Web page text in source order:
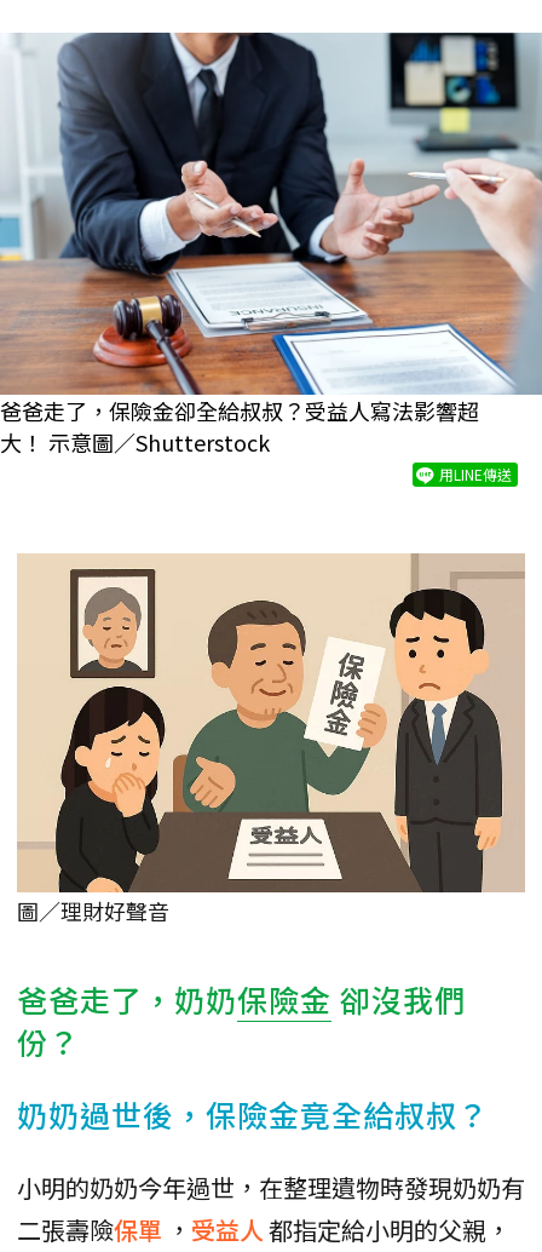
爸爸走了，保險金卻全給叔叔？受益人寫法影響超
大！ 示意圖／Shutterstock
用LINE傳送
圖／理財好聲音
爸爸走了，奶奶保險金 卻沒我們
份？
奶奶過世後，保險金竟全給叔叔？
小明的奶奶今年過世，在整理遺物時發現奶奶有
二張壽險保單 ， 受益人 都指定給小明的父親，